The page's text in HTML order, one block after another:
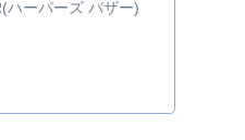
ハーパーズ バザー)